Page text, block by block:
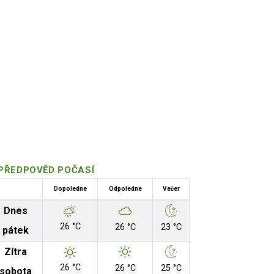
POČASÍ
Dopoledne Odpoledne Večer
Dnes
pátek
26 °C 26 °C 23 °C
Zítra
sobota
26 °C 26 °C 25 °C